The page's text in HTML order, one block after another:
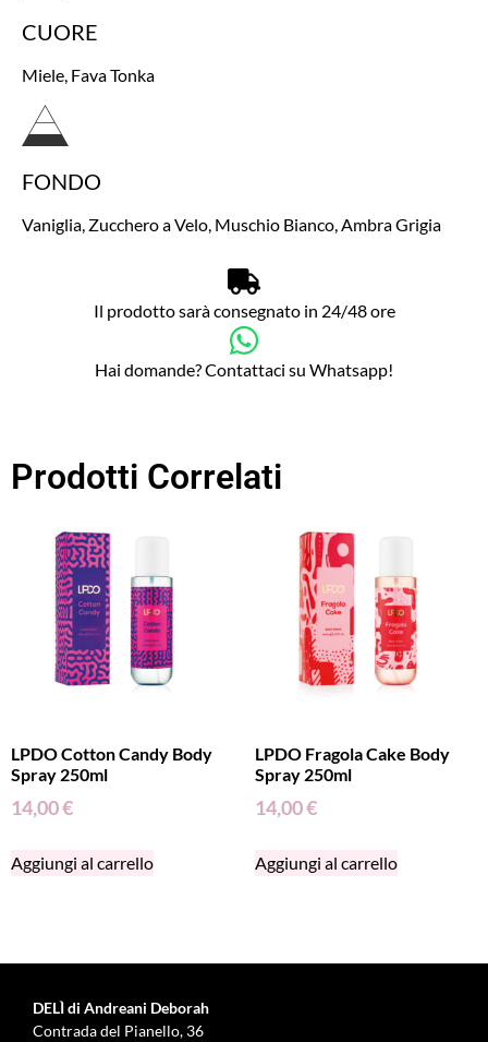
CUORE
Miele, Fava Tonka
FONDO
Vaniglia, Zucchero a Velo, Muschio Bianco, Ambra Grigia
Il prodotto sarà consegnato in 24/48 ore
Hai domande? Contattaci su Whatsapp!
Prodotti Correlati
LPDO Cotton Candy Body
Spray 250ml
14,00€
Aggiungi al carrello
LPDO Fragola Cake Body
Spray 250ml
14,00€
Aggiungi al carrello
DELÌ di Andreani Deborah
Contrada del Pianello, 36